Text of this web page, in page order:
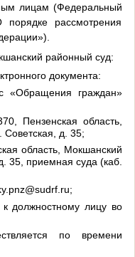
лицам (Федеральный
рассмотрения
районный суд:
документа:
«Обращения граждан»
Пензенская область,
д. 35;
область, Мокшанский
35, приемная суда (каб.
должностному лицу во
по времени